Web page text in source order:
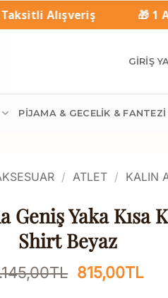
🎁 1 Alana 1 Bedava —
GIRIŞ
PIJAMA & GECELIK & FANTEZI
/ ATLET / KALIN
Geniş Yaka Kısa
Shirt Beyaz
TL Orijinal
815,00TLŞu